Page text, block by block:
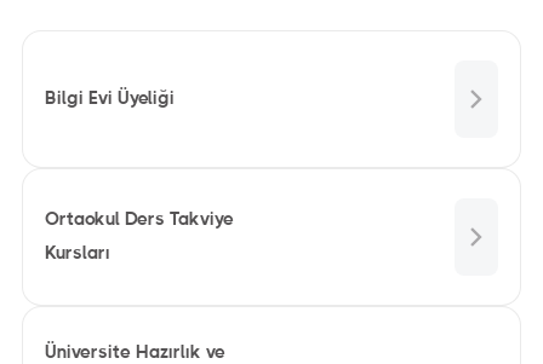
Bilgi Evi Üyeliği
Ortaokul Ders Takviye
Kursları
Üniversite Hazırlık ve